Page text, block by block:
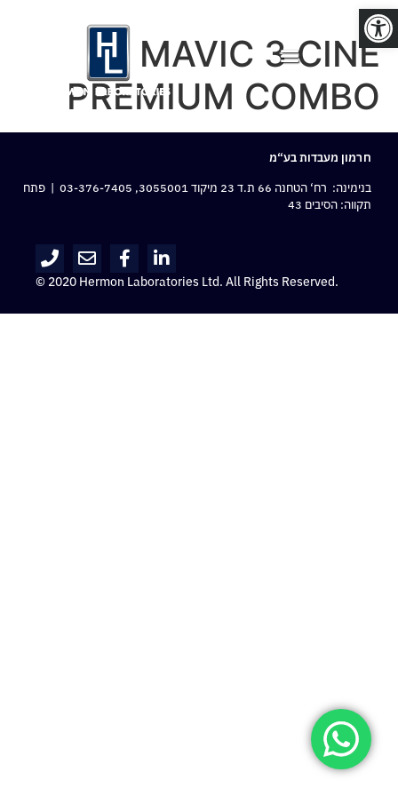
פתח סרגל נגישות
MAVIC 3 CINE
PREMIUM COMBO
חרמון מעבדות בע“מ
בנימינה: רח‘ הטחנה 66 ת.ד 23 מיקוד 3055001,
03-376-7405 | פתח
תקווה: הסיבים 43
© 2020 Hermon Laboratories Ltd. All Rights Reserved.